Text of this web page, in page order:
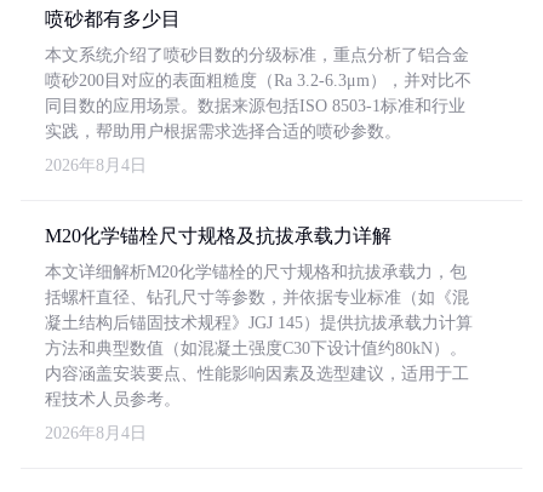
喷砂都有多少目
本文系统介绍了喷砂目数的分级标准，重点分析了铝合金
喷砂200目对应的表面粗糙度（Ra 3.2-6.3μm），并对比不
同目数的应用场景。数据来源包括ISO 8503-1标准和行业
实践，帮助用户根据需求选择合适的喷砂参数。
2026年8月4日
M20化学锚栓尺寸规格及抗拔承载力详解
本文详细解析M20化学锚栓的尺寸规格和抗拔承载力，包
括螺杆直径、钻孔尺寸等参数，并依据专业标准（如《混
凝土结构后锚固技术规程》JGJ 145）提供抗拔承载力计算
方法和典型数值（如混凝土强度C30下设计值约80kN）。
内容涵盖安装要点、性能影响因素及选型建议，适用于工
程技术人员参考。
2026年8月4日